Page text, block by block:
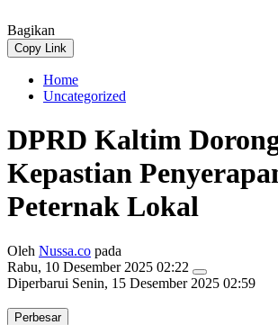
Bagikan
Copy Link
Home
Uncategorized
DPRD Kaltim
Kepastian
Peternak Lokal
Oleh Nussa.co pada
Rabu, 10 Desember 2025 02:22
Diperbarui Senin, 15 Desember 2025 02:59
Perbesar